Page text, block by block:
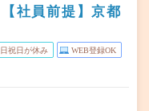
社員前提】京都
祝日が休み WEB登録OK